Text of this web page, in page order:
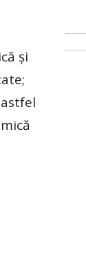
şi